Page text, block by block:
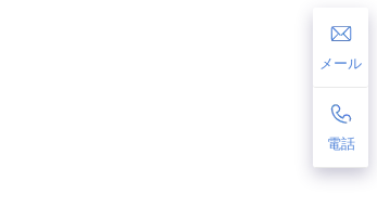
メール
電話